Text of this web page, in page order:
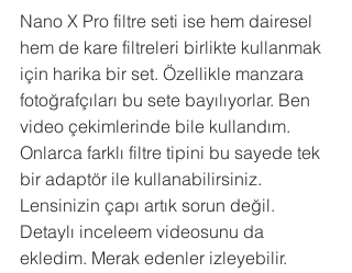
Nano X Pro filtre seti ise hem dairesel
hem de kare filtreleri birlikte kullanmak
için harika bir set. Özellikle manzara
fotoğrafçıları bu sete bayılıyorlar. Ben
video çekimlerinde bile kullandım.
Onlarca farklı filtre tipini bu sayede tek
bir adaptör ile kullanabilirsiniz.
Lensinizin çapı artık sorun değil.
Detaylı inceleem videosunu da
ekledim. Merak edenler izleyebilir.